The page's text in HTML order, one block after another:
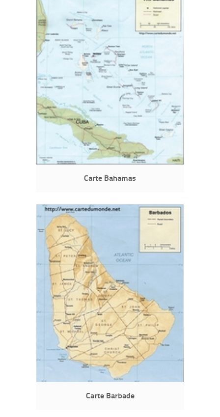
Carte Bahamas
Carte Barbade